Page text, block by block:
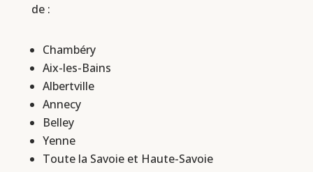
de :
Chambéry
Aix-les-Bains
Albertville
Annecy
Belley
Yenne
Toute la Savoie et Haute-Savoie